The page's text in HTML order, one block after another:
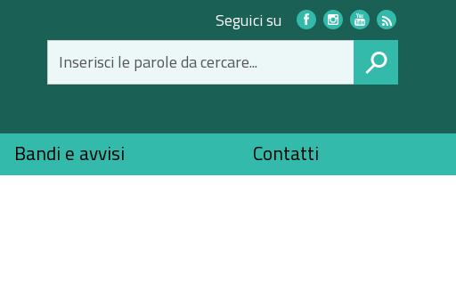
Link
social
Seguici su
Bandi e avvisi Contatti